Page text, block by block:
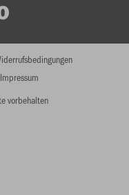
vorbehalten
Impressum